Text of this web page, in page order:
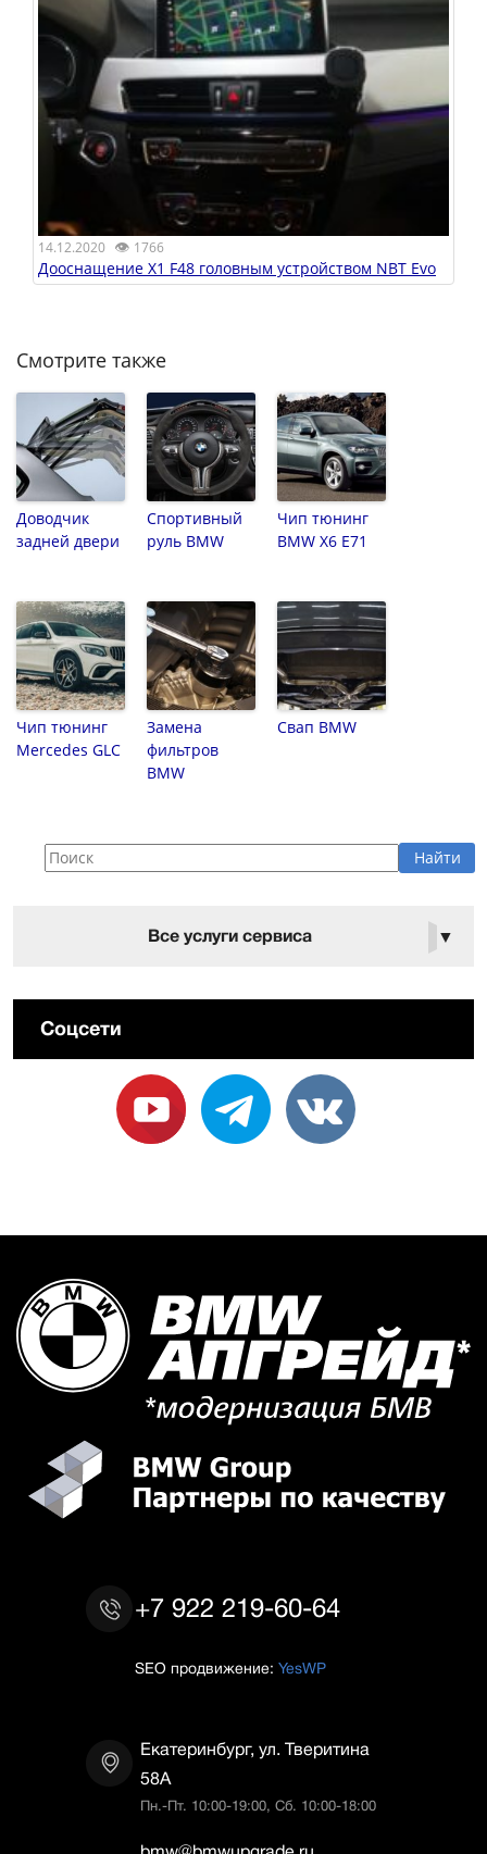
14.12.2020 👁 1766
Дооснащение X1 F48 головным устройством NBT Evo
Смотрите также
Доводчик
задней двери
Спортивный
руль BMW
Чип тюнинг
BMW X6 E71
Чип тюнинг
Mercedes GLC
Замена
фильтров
BMW
Свап BMW
Все услуги сервиса ▼
Соцсети
+7 922 219-60-64
SEO продвижение: YesWP
Екатеринбург, ул. Тверитина
58А
Пн.-Пт. 10:00-19:00, Сб. 10:00-18:00